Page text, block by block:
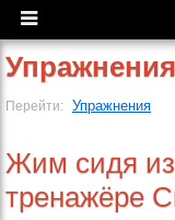
Упражнения
Перейти: Упражнения
Жим сидя
тренажёре